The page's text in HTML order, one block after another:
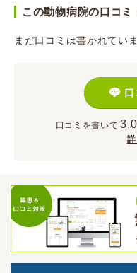
この動物病院の口コミ
まだ口コミは書かれてい
口
口コミを書いて